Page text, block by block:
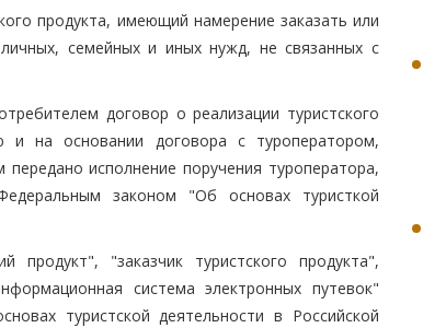
продукта, имеющий намерение заказать или
семейных и иных нужд, не связанных с
договор о реализации туристского
и на основании договора с туроператором,
исполнение поручения туроператора,
законом "Об основах туристкой
продукт", "заказчик туристского продукта",
система электронных путевок"
туристской деятельности в Российской